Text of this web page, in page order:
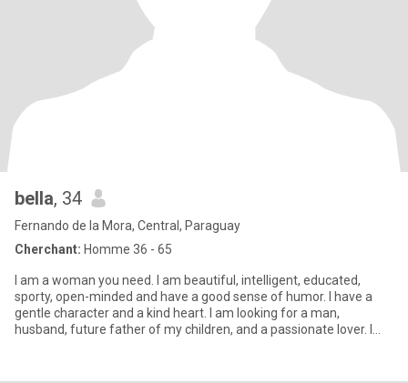
bella, 34
Fernando de la Mora, Central, Paraguay
Cherchant: Homme 36 - 65
I am a woman you need. I am beautiful, intelligent, educated,
sporty, open-minded and have a good sense of humor. I have a
gentle character and a kind heart. I am looking for a man,
husband, future father of my children, and a passionate lover. I